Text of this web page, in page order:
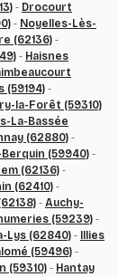
- Drocourt
- Noyelles-Lès-
(62136) -
- Haisnes
(59194) -
la-Forêt (59310)
La-Bassée
(62880) -
Berquin (59940) -
(62136) -
(62410) -
- Auchy-
(59239) -
Lys (62840) -
Illies
(59496) -
(59310) - Hantay